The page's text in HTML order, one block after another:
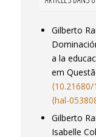
parcours de
souvent en
monde du
Gilberto
a la
em
⟨hal-
Gilberto
Isabelle